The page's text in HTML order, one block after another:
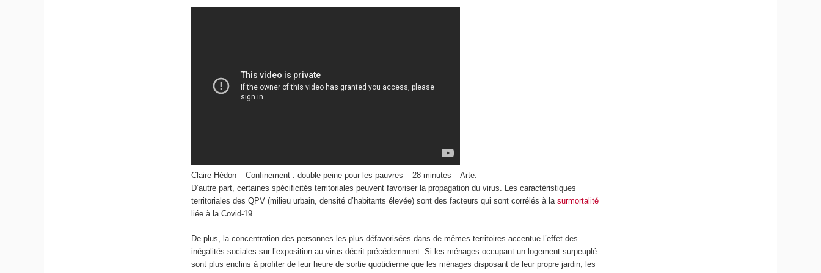
Claire Hédon – Confinement : double peine pour les pauvres – 28 minutes – Arte.
D’autre part, certaines spécificités territoriales peuvent favoriser la propagation du virus. Les caractéristiques
territoriales des QPV (milieu urbain, densité d’habitants élevée) sont des facteurs qui sont corrélés à lasurmortalité
liée à la Covid-19.
De plus, la concentration des personnes les plus défavorisées dans de mêmes territoires accentue l’effet des
inégalités sociales sur l’exposition au virus décrit précédemment. Si les ménages occupant un logement surpeuplé
sont plus enclins à profiter de leur heure de sortie quotidienne que les ménages disposant de leur propre jardin, les